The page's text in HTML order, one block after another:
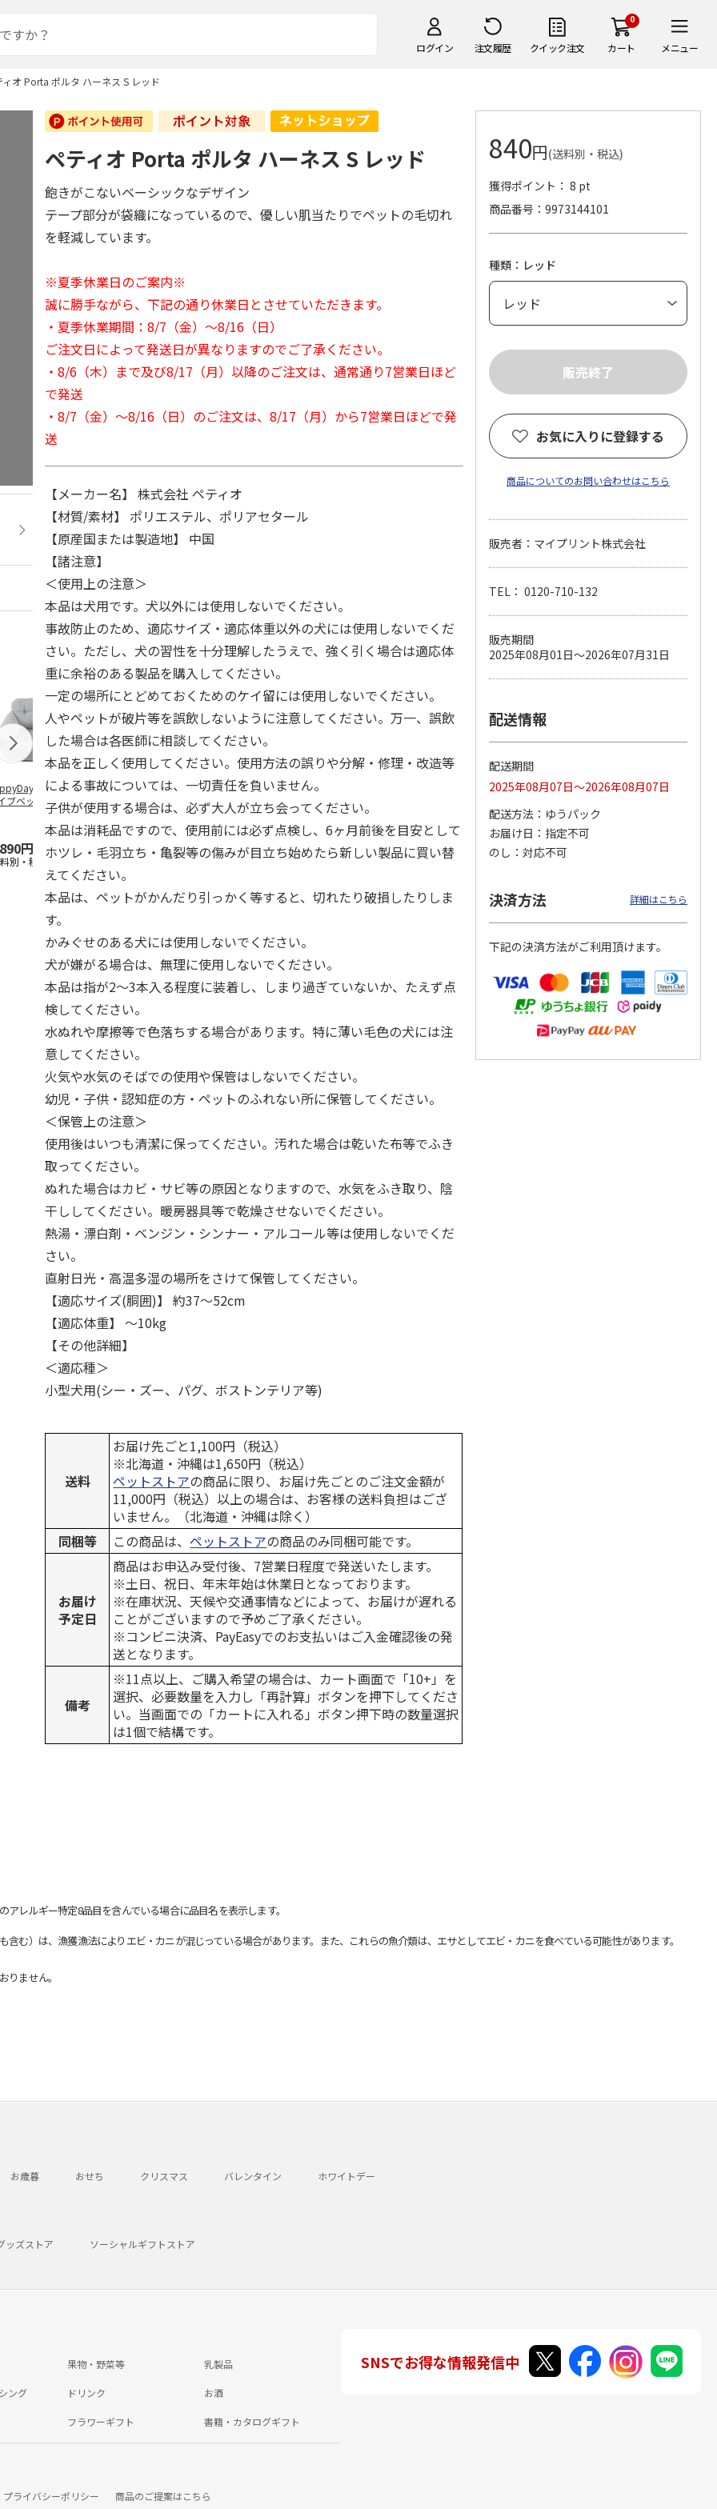
ログイン 注文履歴 クイック注文
0
カート メニュー
ィオ Porta ポルタ ハーネス S レッド
2wayド
ブベッド グレ
円
別・税込)
獣医師開発 ニオイ
をとる砂専用 猫ト
イレ ナチュラルグ
レー
1,550円
(送料別・税込)
デオトイレ 飛び散
らない消臭・抗菌サ
ンド 4L
1,320円
(送料別・税込)
無添加良品 カムカ
ムデンタルコーン
ぐるぐるボーン型 S
…
470円
(送料別・税込)
おに …
120円
(送料別・税込)
ペット線香 虹のか
ローラルの香り
590円
(送料別・税込)
CIAO 香り立つクラ
ペティオ Porta ポルタ ハーネス S レッド
飽きがこないベーシックなデザイン
テープ部分が袋織になっているので、優しい肌当たりでペットの毛切れ
を軽減しています。
※夏季休業日のご案内※
誠に勝手ながら、下記の通り休業日とさせていただきます。
・夏季休業期間：8/7（金）～8/16（日）
ご注文日によって発送日が異なりますのでご了承ください。
・8/6（木）まで及び8/17（月）以降のご注文は、通常通り7営業日ほど
で発送
・8/7（金）～8/16（日）のご注文は、8/17（月）から7営業日ほどで発
送
【メーカー名】 株式会社 ペティオ
【材質/素材】 ポリエステル、ポリアセタール
【原産国または製造地】 中国
【諸注意】
＜使用上の注意＞
本品は犬用です。犬以外には使用しないでください。
事故防止のため、適応サイズ・適応体重以外の犬には使用しないでくだ
さい。ただし、犬の習性を十分理解したうえで、強く引く場合は適応体
重に余裕のある製品を購入してください。
一定の場所にとどめておくためのケイ留には使用しないでください。
人やペットが破片等を誤飲しないように注意してください。万一、誤飲
した場合は各医師に相談してください。
本品を正しく使用してください。使用方法の誤りや分解・修理・改造等
による事故については、一切責任を負いません。
子供が使用する場合は、必ず大人が立ち会ってください。
本品は消耗品ですので、使用前には必ず点検し、6ヶ月前後を目安として
ホツレ・毛羽立ち・亀裂等の傷みが目立ち始めたら新しい製品に買い替
えてください。
本品は、ペットがかんだり引っかく等すると、切れたり破損したりしま
す。
かみぐせのある犬には使用しないでください。
犬が嫌がる場合は、無理に使用しないでください。
本品は指が2～3本入る程度に装着し、しまり過ぎていないか、たえず点
検してください。
水ぬれや摩擦等で色落ちする場合があります。特に薄い毛色の犬には注
意してください。
火気や水気のそばでの使用や保管はしないでください。
幼児・子供・認知症の方・ペットのふれない所に保管してください。
＜保管上の注意＞
使用後はいつも清潔に保ってください。汚れた場合は乾いた布等でふき
取ってください。
ぬれた場合はカビ・サビ等の原因となりますので、水気をふき取り、陰
干ししてください。暖房器具等で乾燥させないでください。
熱湯・漂白剤・ベンジン・シンナー・アルコール等は使用しないでくだ
さい。
直射日光・高温多湿の場所をさけて保管してください。
【適応サイズ(胴囲)】 約37～52cm
【適応体重】 ～10kg
【その他詳細】
＜適応種＞
小型犬用(シー・ズー、パグ、ボストンテリア等)
送料
お届け先ごと1,100円（税込）
※北海道・沖縄は1,650円（税込）
ペットストアの商品に限り、お届け先ごとのご注文金額が
11,000円（税込）以上の場合は、お客様の送料負担はござ
いません。（北海道・沖縄は除く）
同梱等
この商品は、ペットストアの商品のみ同梱可能です。
お届け
予定日
商品はお申込み受付後、7営業日程度で発送いたします。
※土日、祝日、年末年始は休業日となっております。
※在庫状況、天候や交通事情などによって、お届けが遅れる
ことがございますので予めご了承ください。
※コンビニ決済、PayEasyでのお支払いはご入金確認後の発
送となります。
備考
※11点以上、ご購入希望の場合は、カート画面で「10+」を
選択、必要数量を入力し「再計算」ボタンを押下してくださ
い。当画面での「カートに入れる」ボタン押下時の数量選択
は1個で結構です。
840円(送料別・税込)
獲得ポイント： 8 pt
商品番号
9973144101
種類：レッド
お気に入りに登録する
商品についてのお問い合わせはこちら
販売者：マイプリント株式会社
TEL： 0120-710-132
販売期間
2025年08月01日～2026年07月31日
配送情報
配送期間
2025年08月07日～2026年08月07日
配送方法
ゆうパック
お届け日
指定不可
のし
対応不可
決済方法 詳細はこちら
下記の決済方法がご利用頂けます。
レルギー特定8品目を含んでいる場合に品目名を表示します。
む）は、漁獲漁法によりエビ・カニが混じっている場合があります。また、これらの魚介類は、エサとしてエビ・カニを食べている可能性があります。
ません。
お歳暮 おせち クリスマス バレンタイン ホワイトデー
ッズストア ソーシャルギフトストア
果物・野菜等 乳製品
ング ドリンク お酒
フラワーギフト 書籍・カタログギフト
プライバシーポリシー 商品のご提案はこちら
SNSでお得な情報発信中